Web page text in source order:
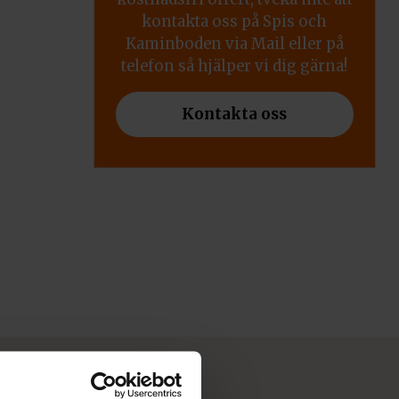
kontakta oss på Spis och
Kaminboden via Mail eller på
telefon så hjälper vi dig gärna!
Kontakta oss